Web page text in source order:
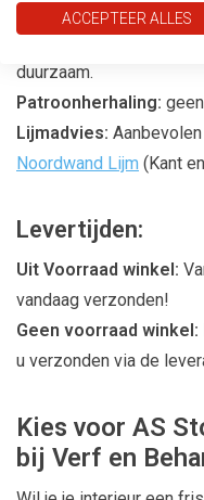
Afmetingen:10m lang
duurzaam.
Patroonherhaling: geen
Lijmadvies:
Noordwand Lijm (Kant
Levertijden:
Uit Voorraad winkel:
vandaag verzonden!
Geen voorraad winkel:
u verzonden via de
Kies voor AS
bij Verf en
ACCEPTEER ALLES